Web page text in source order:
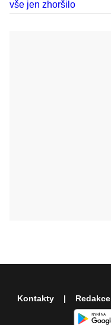
Kontakty Redakce